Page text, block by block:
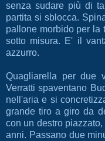
senza sudare più di
partita si sblocca.
pallone morbido per la
sotto misura. E' il
azzurro.
Quagliarella per due
Verratti spaventano
nell'aria e si
grande tiro a giro da
con un destro
anni. Passano due